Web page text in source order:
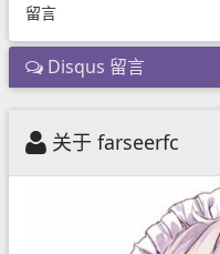
留言
Disqus 留言
关于 farseerfc